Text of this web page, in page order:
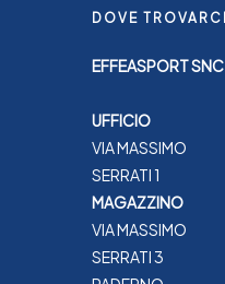
DOVE TROVARCI
EFFEASPORT SNC
UFFICIO
VIA MASSIMO
SERRATI 1
MAGAZZINO
VIA MASSIMO
SERRATI 3